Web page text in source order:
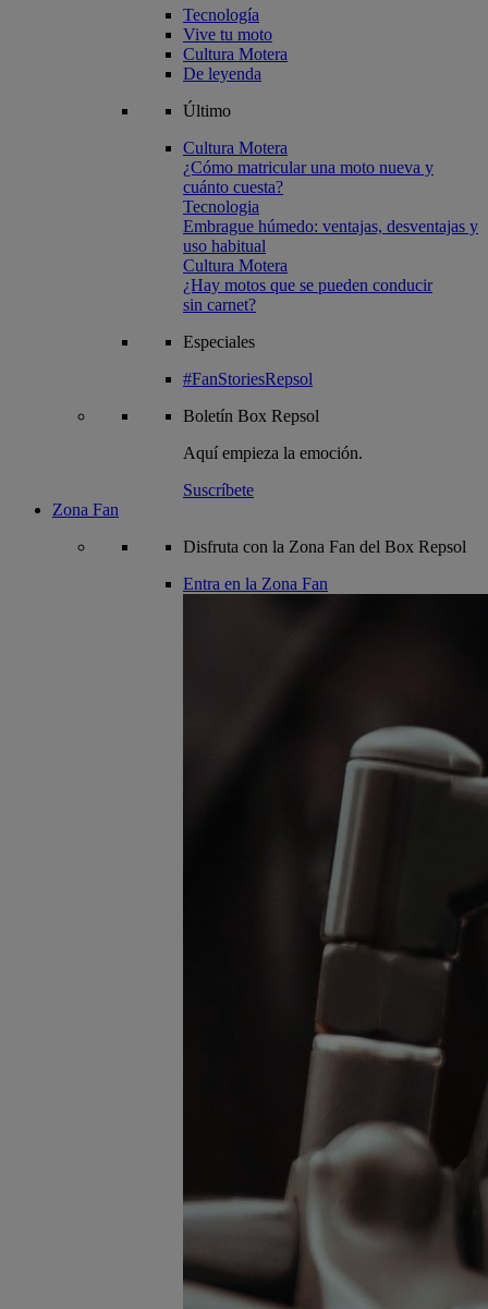
Tecnología
Vive tu moto
Cultura Motera
De leyenda
Último
Cultura Motera
¿Cómo matricular una moto nueva y
cuánto cuesta?
Tecnologia
Embrague húmedo: ventajas, desventajas y
uso habitual
Cultura Motera
¿Hay motos que se pueden conducir
sin carnet?
Especiales
#FanStoriesRepsol
Boletín Box Repsol
Aquí empieza la emoción.
Suscríbete
Zona Fan
Disfruta con la Zona Fan del Box Repsol
Entra en la Zona Fan